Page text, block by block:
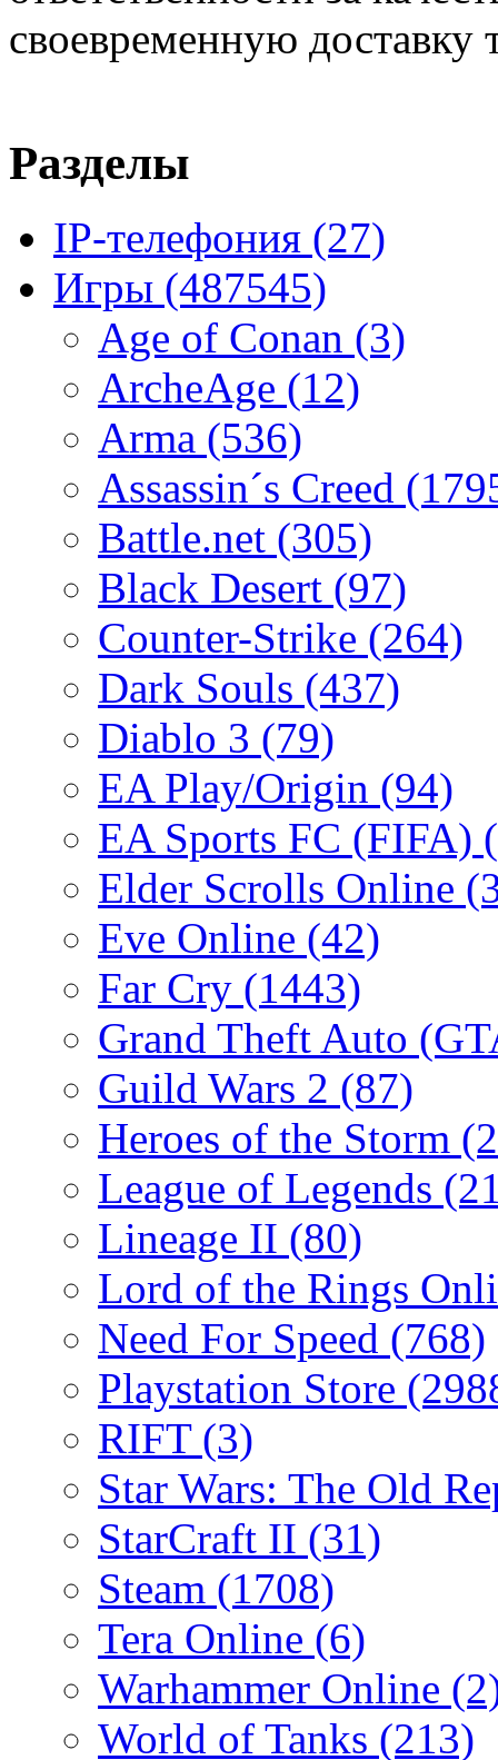
своевременную доставку
Разделы
IP-телефония (27)
Игры (487545)
Age of Conan (3)
ArcheAge (12)
Arma (536)
Assassin´s Creed
Battle.net (305)
Black Desert (97)
Counter-Strike (264)
Dark Souls (437)
Diablo 3 (79)
EA Play/Origin (94)
EA Sports FC (FIFA)
Elder Scrolls Online
Eve Online (42)
Far Cry (1443)
Grand Theft Auto
Guild Wars 2 (87)
Heroes of the Storm
League of Legends
Lineage II (80)
Lord of the Rings
Need For Speed (768)
Playstation Store
RIFT (3)
Star Wars: The Old
StarCraft II (31)
Steam (1708)
Tera Online (6)
Warhammer Online
World of Tanks (213)